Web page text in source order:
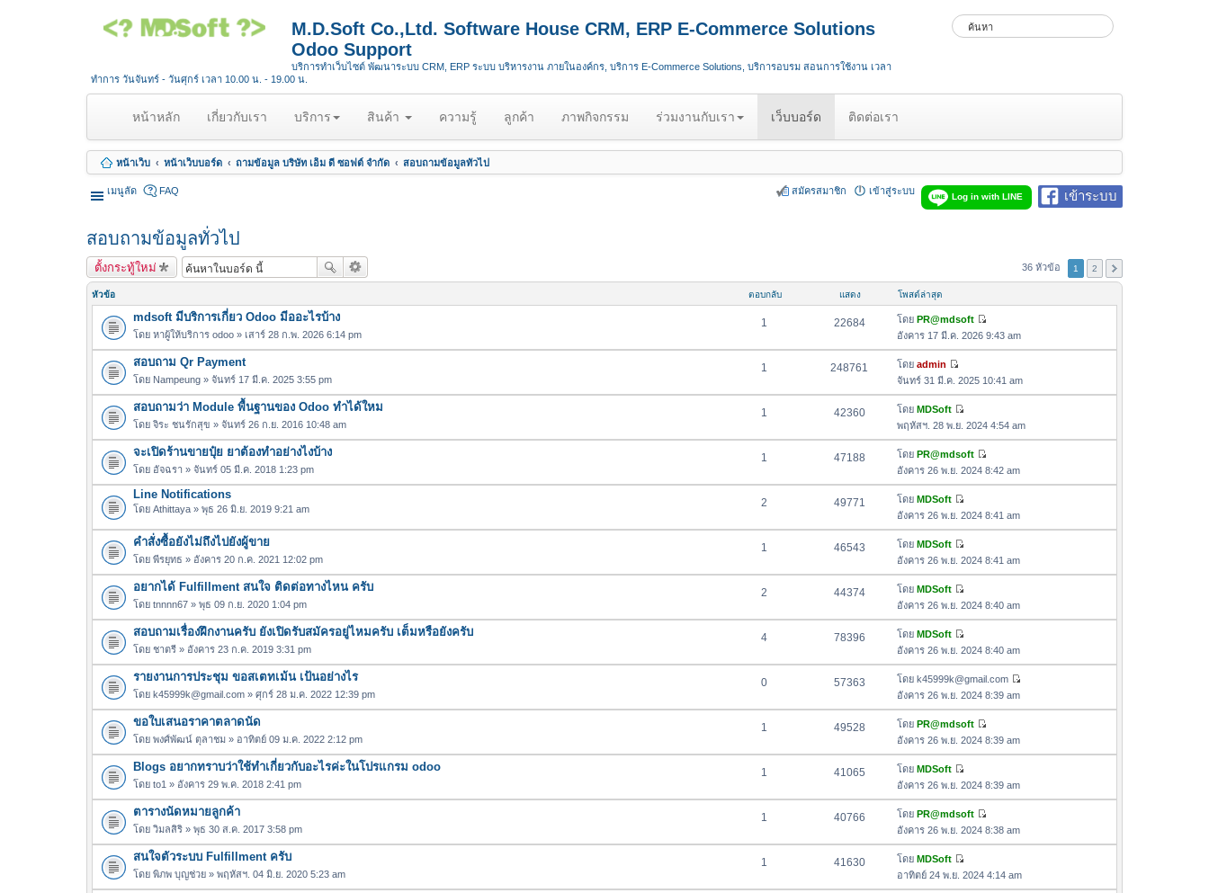
M.D.Soft Co.,Ltd. Software House CRM, ERP E-Commerce Solutions
Odoo Support
บริการทำเว็บไซต์ พัฒนาระบบ CRM, ERP ระบบ บริหารงาน ภายในองค์กร, บริการ E-Commerce Solutions, บริการอบรม สอนการใช้งาน เวลา
ทำการ วันจันทร์ - วันศุกร์ เวลา 10.00 น. - 19.00 น.
หน้าหลัก(
u
r
t
)
เกี่ยวกับเรา บริการ สินค้า ความรู้ ลูกค้า ภาพกิจกรรม ร่วมงานกับเรา เว็บบอร์ด ติดต่อเรา
หน้าเว็บ หน้าเว็บบอร์ด ถามข้อมูล บริษัท เอ็ม ดี ซอฟต์ จำกัด สอบถามข้อมูลทั่วไป
เมนูลัด เข้าระบบ
Log in with LINE
FAQ เข้าสู่ระบบ
สมัครสมาชิก
สอบถามข้อมูลทั่วไป
ตั้งกระทู้ใหม่ 36 หัวข้อ 1 2
หัวข้อ ตอบกลับ แสดง โพสต์ล่าสุด
mdsoft มีบริการเกี่ยว Odoo มีออะไรบ้าง
โดย หาผู้ให้บริการ odoo » เสาร์ 28 ก.พ. 2026 6:14 pm
1 22684 โดย PR@mdsoft
ดู
ข้
ค
ว
ม
ล่
สุ
อังคาร 17 มี.ค. 2026 9:43 am
สอบถาม Qr Payment
โดย Nampeung » จันทร์ 17 มี.ค. 2025 3:55 pm
1 248761 โดย admin
ดู
ข้
อ
ค
ว
า
ม
ล่
า
สุ
ด
จันทร์ 31 มี.ค. 2025 10:41 am
สอบถามว่า Module พื้นฐานของ Odoo ทำได้ใหม
โดย จิระ ชนรักสุข » จันทร์ 26 ก.ย. 2016 10:48 am
1 42360 โดย MDSoft
ดู
ข้
อ
ค
ว
ม
ล่
สุ
พฤหัสฯ. 28 พ.ย. 2024 4:54 am
จะเปิดร้านขายปุ๋ย ยาต้องทำอย่างไงบ้าง
โดย อัจฉรา » จันทร์ 05 มี.ค. 2018 1:23 pm
1 47188 โดย PR@mdsoft
ดู
ข้
ค
ว
ม
ล่
สุ
อังคาร 26 พ.ย. 2024 8:42 am
Line Notifications
โดย Athittaya » พุธ 26 มิ.ย. 2019 9:21 am 2 49771 โดย MDSoft
ดู
ข้
ค
ว
ม
ล่
สุ
อังคาร 26 พ.ย. 2024 8:41 am
คำสั่งซื้อยังไม่ถึงไปยังผู้ขาย
โดย พีรยุทธ » อังคาร 20 ก.ค. 2021 12:02 pm
1 46543 โดย MDSoft
ดู
ข้
ค
ว
ม
ล่
า
สุ
อังคาร 26 พ.ย. 2024 8:41 am
อยากได้ Fulfillment สนใจ ติดต่อทางไหน ครับ
โดย tnnnn67 » พุธ 09 ก.ย. 2020 1:04 pm
2 44374 โดย MDSoft
ดู
ข้
ค
ว
า
ม
ล่
า
สุ
อังคาร 26 พ.ย. 2024 8:40 am
สอบถามเรื่องฝึกงานครับ ยังเปิดรับสมัครอยู่ไหมครับ เต็มหรือยังครับ
โดย ชาตรี » อังคาร 23 ก.ค. 2019 3:31 pm
4 78396 โดย MDSoft
ดู
ข้
อ
ค
ว
า
ม
ล่
สุ
อังคาร 26 พ.ย. 2024 8:40 am
รายงานการประชุม ขอสเตทเม้น เป้นอย่างไร
โดย k45999k@gmail.com » ศุกร์ 28 ม.ค. 2022 12:39 pm
0 57363 โดย k45999k@gmail.com
ข้
ว
ล่
อังคาร 26 พ.ย. 2024 8:39 am
ขอใบเสนอราคาตลาดนัด
โดย พงศ์พัฒน์ ตุลาชม » อาทิตย์ 09 ม.ค. 2022 2:12 pm
1 49528 โดย PR@mdsoft
ดู
ข้
ค
ว
ม
ล่
สุ
อังคาร 26 พ.ย. 2024 8:39 am
Blogs อยากทราบว่าใช้ทำเกี่ยวกับอะไรค่ะในโปรแกรม odoo
โดย to1 » อังคาร 29 พ.ค. 2018 2:41 pm
1 41065 โดย MDSoft
ดู
ข้
อ
ค
ว
ม
อังคาร 26 พ.ย. 2024 8:39 am
ตารางนัดหมายลูกค้า
โดย วิมลสิริ » พุธ 30 ส.ค. 2017 3:58 pm
1 40766 โดย PR@mdsoft
ดู
ข้
ค
ว
อังคาร 26 พ.ย. 2024 8:38 am
สนใจตัวระบบ Fulfillment ครับ
โดย พิภพ บุญช่วย » พฤหัสฯ. 04 มิ.ย. 2020 5:23 am
1 41630 โดย MDSoft
ดู
ข้
อาทิตย์ 24 พ.ย. 2024 4:14 am